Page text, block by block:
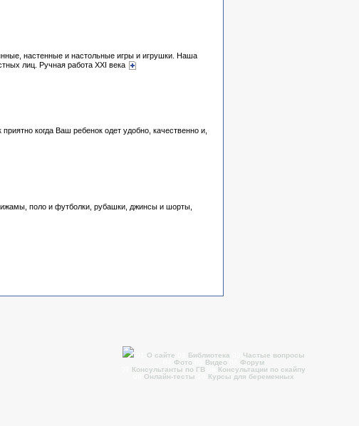
настенные и настольные игры и игрушки. Наша
лиц. Ручная работа ХХI века
когда Ваш ребенок одет удобно, качественно и,
поло и футболки, рубашки, джинсы и шорты,
01 О сайте Библиотека
Частые вопросы
Фото05 Видео06 Форум
Консультанты по ГВ
Консультации по скайпу
Онлайн-тесты Курсы для беременных